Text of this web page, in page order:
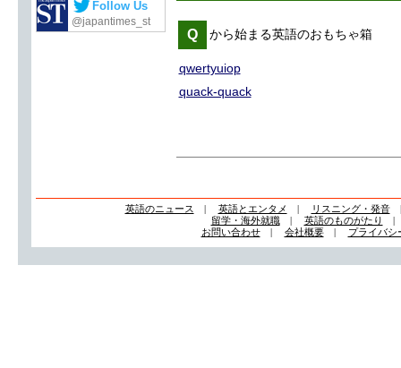
Follow Us
@japantimes_st
Q から始まる英語のおもちゃ箱
qwertyuiop
quack-quack
英語のニュース | 英語とエンタメ | リスニング・発音
留学・海外就職| 英語のものがたり
お問い合わせ| 会社概要| プライバシ